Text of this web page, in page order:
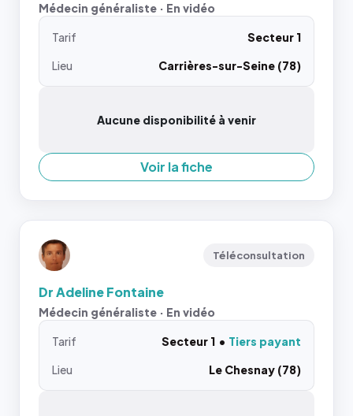
Médecin généraliste · En vidéo
Tarif
Secteur 1
Lieu
Carrières-sur-Seine (78)
Aucune disponibilité à venir
Voir la fiche
Téléconsultation
Dr Adeline Fontaine
Médecin généraliste · En vidéo
Tarif Secteur 1
Tiers payant
Lieu
Le Chesnay (78)